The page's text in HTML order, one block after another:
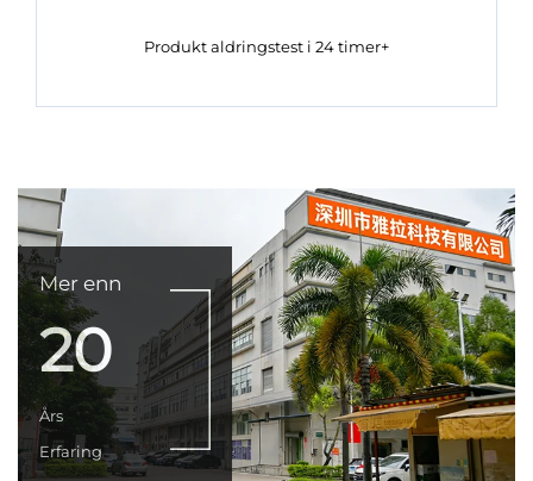
Produkt aldringstest i 24 timer+
Mer enn
20
Års
Erfaring